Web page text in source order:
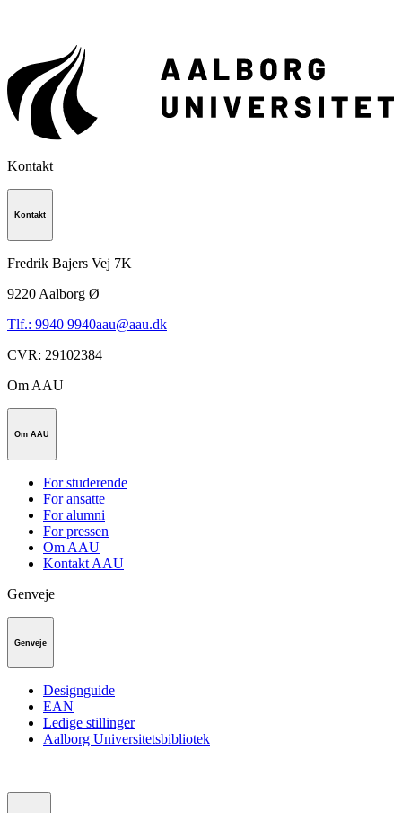
Kontakt
Kontakt
Fredrik Bajers Vej 7K
9220 Aalborg Ø
Tlf.: 9940 9940aau@aau.dk
CVR: 29102384
Om AAU
Om AAU
For studerende
For ansatte
For alumni
For pressen
Om AAU
Kontakt AAU
Genveje
Genveje
Designguide
EAN
Ledige stillinger
Aalborg Universitetsbibliotek